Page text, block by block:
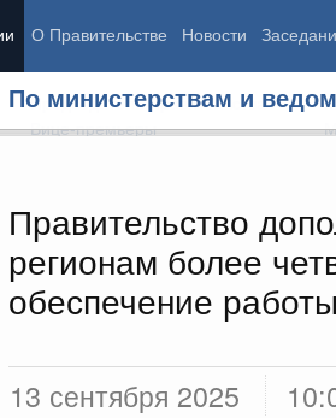
О Правительстве Новости
По министерствам и
Правительство
регионам более
обеспечение
13 сентября 2025
Председатель Правительства
Вице-премьеры
Демография
Здоровье
Государство